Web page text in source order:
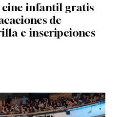
cine infantil gratis
de
e inscripciones